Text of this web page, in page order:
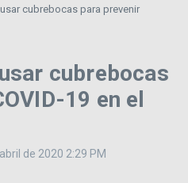
cubrebocas para prevenir
cubrebocas
19 en el
de 2020 2:29 PM